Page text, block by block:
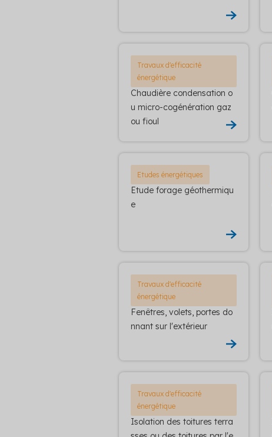
Travaux d'efficacité
énergétique
Chaudière condensation o
u micro-cogénération gaz
ou fioul
Etudes énergétiques
Etude forage géothermiqu
e
Travaux d'efficacité
énergétique
Fenêtres, volets, portes do
nnant sur l'extérieur
Travaux d'efficacité
énergétique
Isolation des toitures terra